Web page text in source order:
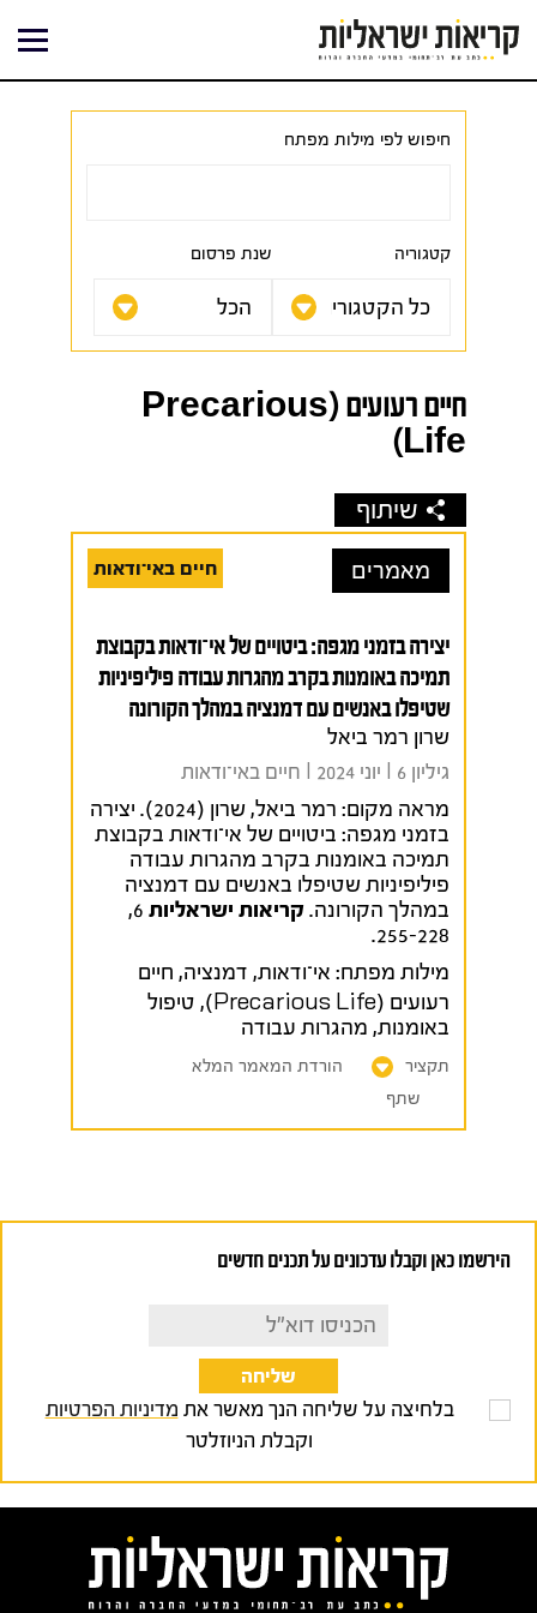
לתוכן
חיפוש לפי מילות מפתח
קטגוריה שנת פרסום
חיים רעועים (Precarious
Life)
שיתוף
חיים באי־ודאות מאמרים
יצירה בזמני מגפה: ביטויים של אי־ודאות בקבוצת
תמיכה באומנות בקרב מהגרות עבודה פיליפיניות
שטיפלו באנשים עם דמנציה במהלך הקורונה
שרון רמר ביאל
גיליון 6 I יוני 2024 I חיים באי־ודאות
מראה מקום:
רמר ביאל, שרון (2024). יצירה
בזמני מגפה: ביטויים של אי־ודאות בקבוצת
תמיכה באומנות בקרב מהגרות עבודה
פיליפיניות שטיפלו באנשים עם דמנציה
במהלך הקורונה.קריאות ישראליות
6,
255-228.
מילות מפתח: אי־ודאות, דמנציה, חיים
רעועים (Precarious Life)
, טיפול
באומנות, מהגרות עבודה
תקציר
הורדת המאמר המלא
שתף
הירשמו כאן וקבלו עדכונים על תכנים חדשים
בלחיצה על שליחה הנך מאשר את מדיניות הפרטיות
וקבלת הניוזלטר